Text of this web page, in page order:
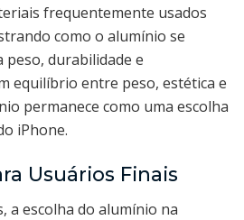
frequentemente usados
como o alumínio se
peso, durabilidade e
equilíbrio entre peso, estética e
permanece como uma escolha
iPhone.
Usuários Finais
a escolha do alumínio na